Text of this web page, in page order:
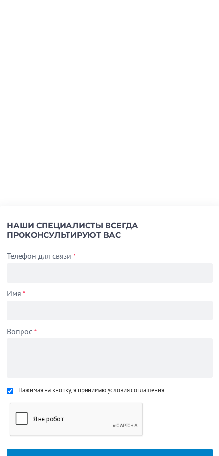
НАШИ СПЕЦИАЛИСТЫ ВСЕГДА
ПРОКОНСУЛЬТИРУЮТ ВАС
Телефон для связи *
Имя *
Вопрос *
Нажимая на кнопку, я принимаю условия соглашения.